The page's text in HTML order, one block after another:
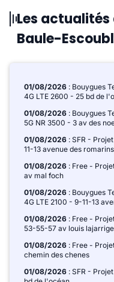
Les actualités
Baule-
01/08/2026 : Bouygues
4G LTE 2600 - 25 bd de
01/08/2026 : Bouygues
5G NR 3500 - 3 av des
01/08/2026 : SFR -
11-13 avenue des romarins
01/08/2026 : Free -
av mal foch
01/08/2026 : Bouygues
4G LTE 2100 - 9-11-13
01/08/2026 : Free -
53-55-57 av louis lajarrige
01/08/2026 : Free -
chemin des chenes
01/08/2026 : SFR -